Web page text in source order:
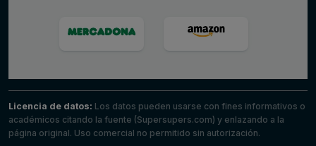
Licencia de datos: Los datos pueden usarse con fines informativos o
académicos citando la fuente (Supersupers.com) y enlazando a la
página original. Uso comercial no permitido sin autorización.